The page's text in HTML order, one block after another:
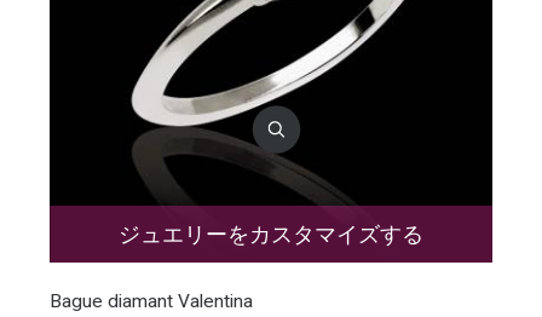
ジュエリーをカスタマイズする
Bague diamant Valentina